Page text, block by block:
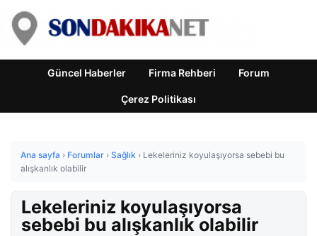
Güncel Haberler Firma Rehberi Forum
Çerez Politikası
Ana sayfa › Forumlar › Sağlık › Lekeleriniz koyulaşıyorsa sebebi bu
alışkanlık olabilir
Lekeleriniz koyulaşıyorsa
sebebi bu alışkanlık olabilir